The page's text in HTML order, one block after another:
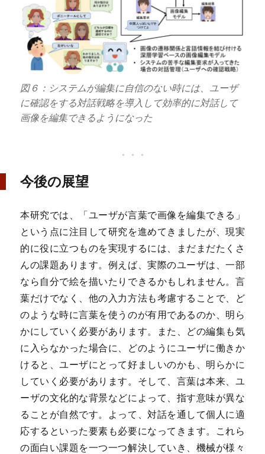
図６：システムが編集に自信のない時には、ユーザ
に確認をする対話戦略を導入して効率的に対話して
画像を編集できるようになった
今後の展望
本研究では、「ユーザが言葉で画像を編集できる」
という点に注目して研究を進めてきましたが、現実
的に役に立つものを実現するには、まだまだたくさ
んの課題あります。例えば、実際のユーザは、一部
なら自分で絵を描いたりできるかもしれません。言
葉だけでなく、他の入力方法も考慮することで、ど
のような時に言葉を使うのが有用であるのか、明ら
かにしていく必要があります。また、どの編集も気
に入らなかった場合に、どのようにユーザに働きか
けると、ユーザにとって好ましいのかも、明らかに
していく必要があります。そして、言葉は本来、ユ
ーザの文化的な背景などによって、指す意味が異な
ることが自然です。よって、対話を通して個人に適
応するといった要素も必要になってきます。これら
の面白い課題を一つ一つ解決していき、機械が様々